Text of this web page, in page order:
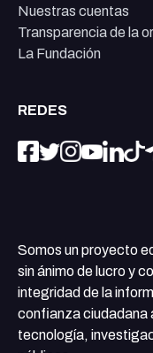
Nuestras cuentas
Transparencia de la
La Fundación
REDES
Somos un proyecto
sin ánimo de lucro y
integridad de la
confianza ciudadana
tecnología,